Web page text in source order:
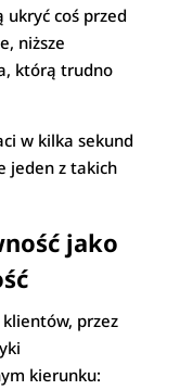
coś przed
niższe
którą trudno
w kilka sekund
jeden z takich
jako
przez
kierunku: